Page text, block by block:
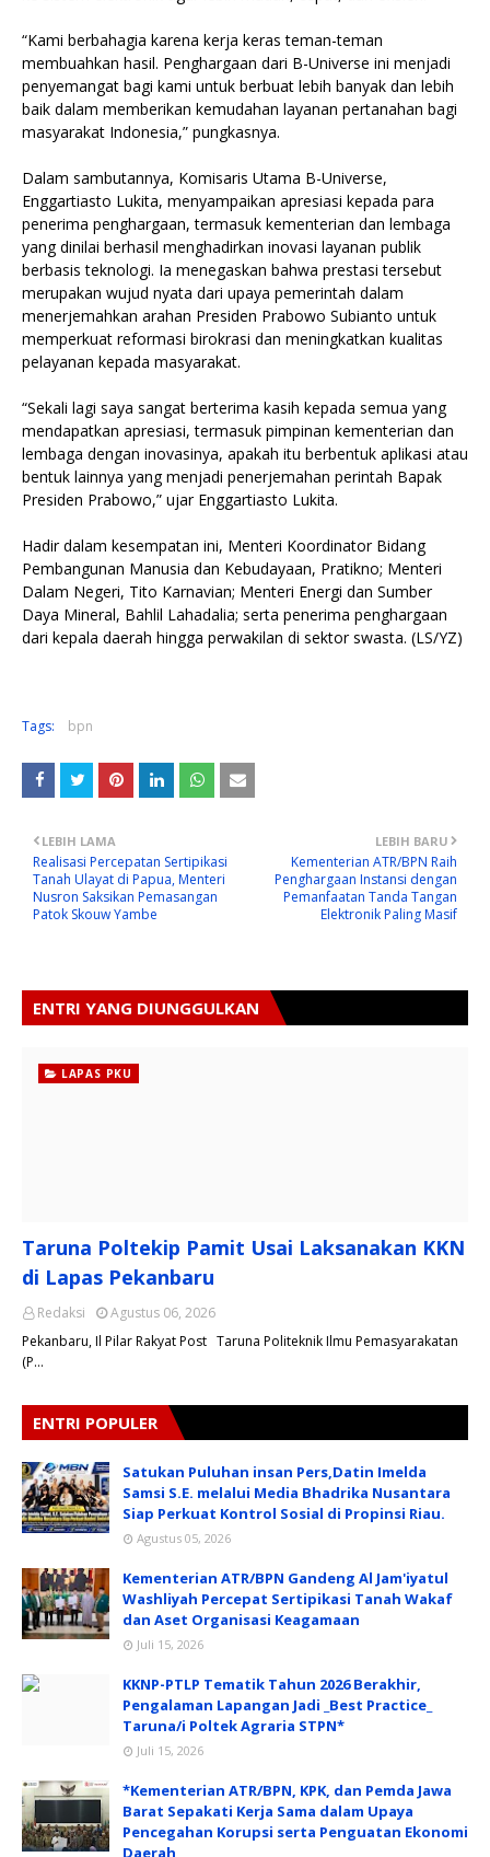
“Kami berbahagia karena kerja keras teman-teman
membuahkan hasil. Penghargaan dari B-Universe ini menjadi
penyemangat bagi kami untuk berbuat lebih banyak dan lebih
baik dalam memberikan kemudahan layanan pertanahan bagi
masyarakat Indonesia,” pungkasnya.
Dalam sambutannya, Komisaris Utama B-Universe,
Enggartiasto Lukita, menyampaikan apresiasi kepada para
penerima penghargaan, termasuk kementerian dan lembaga
yang dinilai berhasil menghadirkan inovasi layanan publik
berbasis teknologi. Ia menegaskan bahwa prestasi tersebut
merupakan wujud nyata dari upaya pemerintah dalam
menerjemahkan arahan Presiden Prabowo Subianto untuk
memperkuat reformasi birokrasi dan meningkatkan kualitas
pelayanan kepada masyarakat.
“Sekali lagi saya sangat berterima kasih kepada semua yang
mendapatkan apresiasi, termasuk pimpinan kementerian dan
lembaga dengan inovasinya, apakah itu berbentuk aplikasi atau
bentuk lainnya yang menjadi penerjemahan perintah Bapak
Presiden Prabowo,” ujar Enggartiasto Lukita.
Hadir dalam kesempatan ini, Menteri Koordinator Bidang
Pembangunan Manusia dan Kebudayaan, Pratikno; Menteri
Dalam Negeri, Tito Karnavian; Menteri Energi dan Sumber
Daya Mineral, Bahlil Lahadalia; serta penerima penghargaan
dari kepala daerah hingga perwakilan di sektor swasta. (LS/YZ)
Tags: bpn
LEBIH BARU
Kementerian ATR/BPN Raih
Penghargaan Instansi dengan
Pemanfaatan Tanda Tangan
Elektronik Paling Masif
LEBIH LAMA
Realisasi Percepatan Sertipikasi
Tanah Ulayat di Papua, Menteri
Nusron Saksikan Pemasangan
Patok Skouw Yambe
ENTRI YANG DIUNGGULKAN
LAPAS PKU
Taruna Poltekip Pamit Usai Laksanakan KKN
di Lapas Pekanbaru
Redaksi
Agustus 06, 2026
Pekanbaru, Il Pilar Rakyat Post Taruna Politeknik Ilmu Pemasyarakatan
(P…
ENTRI POPULER
Satukan Puluhan insan Pers,Datin Imelda
Samsi S.E. melalui Media Bhadrika Nusantara
Siap Perkuat Kontrol Sosial di Propinsi Riau.
Agustus 05, 2026
Kementerian ATR/BPN Gandeng Al Jam'iyatul
Washliyah Percepat Sertipikasi Tanah Wakaf
dan Aset Organisasi Keagamaan
Juli 15, 2026
KKNP-PTLP Tematik Tahun 2026 Berakhir,
Pengalaman Lapangan Jadi _Best Practice_
Taruna/i Poltek Agraria STPN*
Juli 15, 2026
*Kementerian ATR/BPN, KPK, dan Pemda Jawa
Barat Sepakati Kerja Sama dalam Upaya
Pencegahan Korupsi serta Penguatan Ekonomi
Daerah